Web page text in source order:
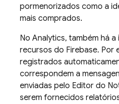
pormenorizados como a
mais comprados.
No Analytics, também há
recursos do Firebase. Por
registrados
correspondem a
enviadas pelo Editor do
serem fornecidos